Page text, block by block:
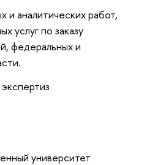
и аналитических работ,
услуг по заказу
федеральных и
университет